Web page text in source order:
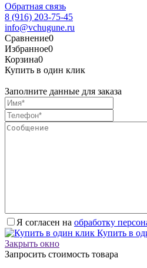
Обратная связь
8 (916) 203-75-45
info@vchugune.ru
Сравнение0
Избранное0
Корзина0
Купить в один клик
Заполните данные для заказа
Я согласен на обработку
Купить в
Закрыть окно
Запросить стоимость товара